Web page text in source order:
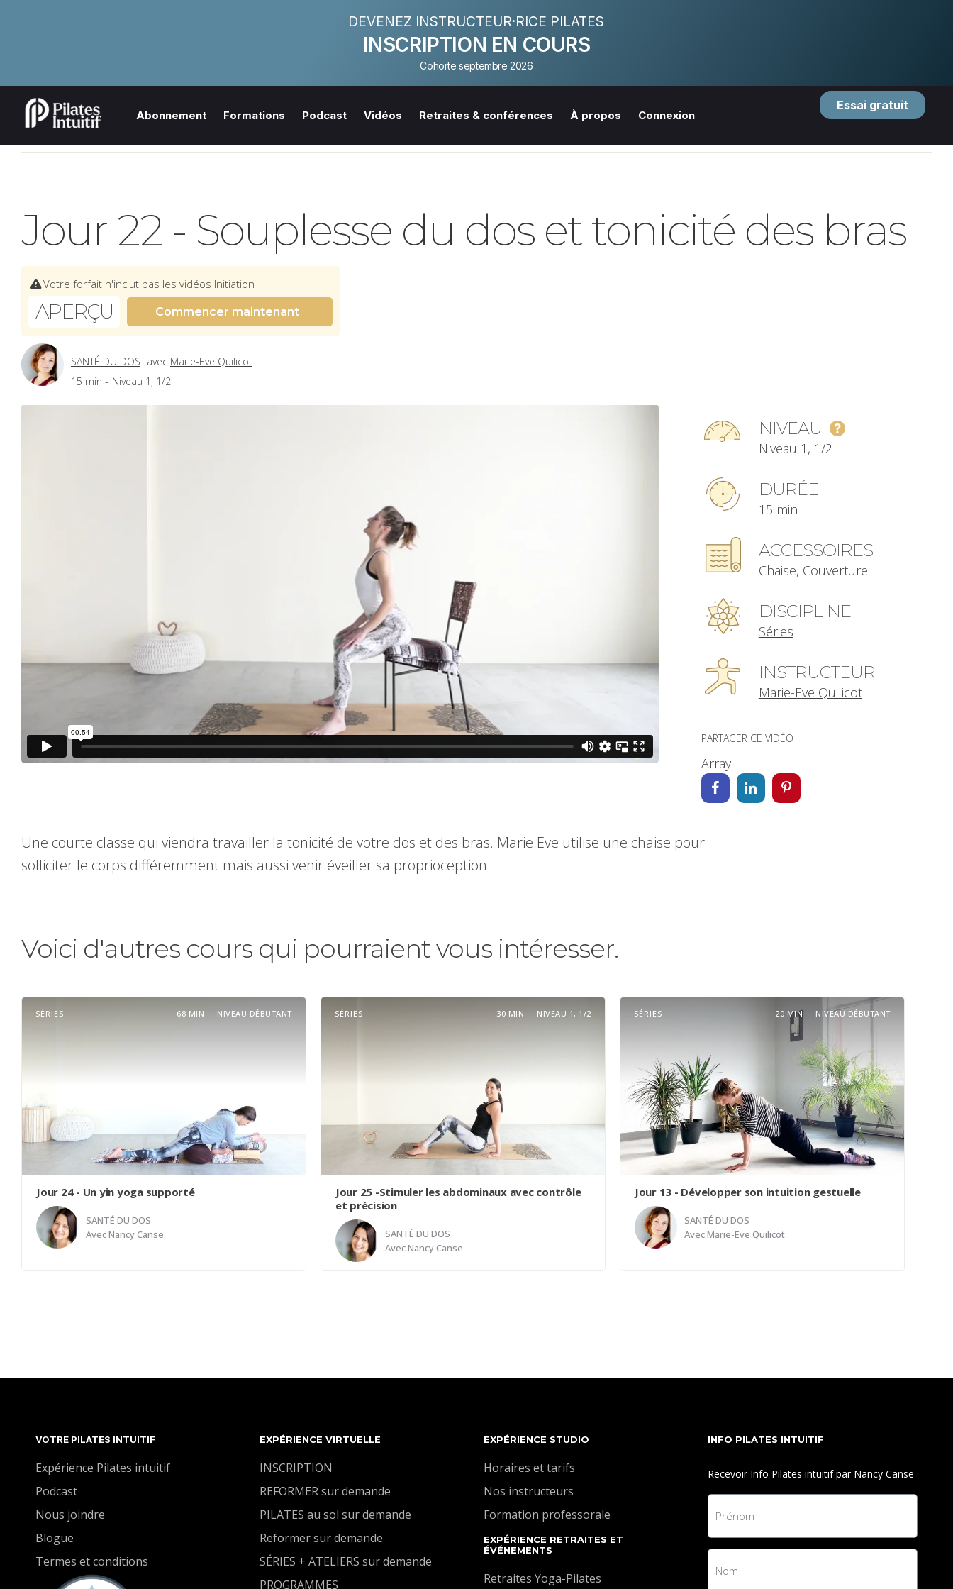
DEVENEZ INSTRUCTEUR·RICE PILATES
INSCRIPTION EN COURS
Cohorte septembre 2026
Abonnement Formations Podcast Vidéos Retraites & conférences À propos Connexion
Essai gratuit
Jour 22 - Souplesse du dos et tonicité des bras
Votre forfait n'inclut pas les vidéos Initiation
APERÇU Commencer maintenant
SANTÉ DU DOS avec Marie-Eve Quilicot
15 min - Niveau 1, 1/2
NIVEAU
Niveau 1, 1/2
DURÉE
15 min
ACCESSOIRES
Chaise, Couverture
DISCIPLINE
Séries
INSTRUCTEUR
Marie-Eve Quilicot
PARTAGER CE VIDÉO
Array
Une courte classe qui viendra travailler la tonicité de votre dos et des bras. Marie Eve utilise une chaise pour
solliciter le corps différemment mais aussi venir éveiller sa proprioception.
Voici d'autres cours qui pourraient vous intéresser.
SÉRIES 68 MIN NIVEAU DÉBUTANT
Jour 24 - Un yin yoga supporté
SANTÉ DU DOS
AvecNancy Canse
notre intention dans cette pratique.
SÉRIES 30 MIN NIVEAU 1, 1/2
Jour 25 -Stimuler les abdominaux avec contrôle
et précision
SANTÉ DU DOS
AvecNancy Canse
votre corps sera sollicité.
SÉRIES 20 MIN NIVEAU DÉBUTANT
Jour 13 - Développer son intuition gestuelle
SANTÉ DU DOS
AvecMarie-Eve Quilicot
pratique.
VOTRE PILATES INTUITIF
Expérience Pilates intuitif
Podcast
Nous joindre
Blogue
Termes et conditions
EXPÉRIENCE VIRTUELLE
INSCRIPTION
REFORMER sur demande
PILATES au sol sur demande
Reformer sur demande
SÉRIES + ATELIERS sur demande
PROGRAMMES
EXPÉRIENCE STUDIO
Horaires et tarifs
Nos instructeurs
Formation professorale
EXPÉRIENCE RETRAITES ET
ÉVÉNEMENTS
Retraites Yoga-Pilates
INFO PILATES INTUITIF
Recevoir Info Pilates intuitif par Nancy Canse